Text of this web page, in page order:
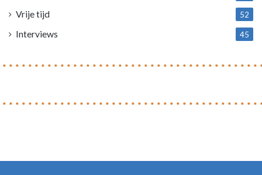
Vrije tijd 52
Interviews 45